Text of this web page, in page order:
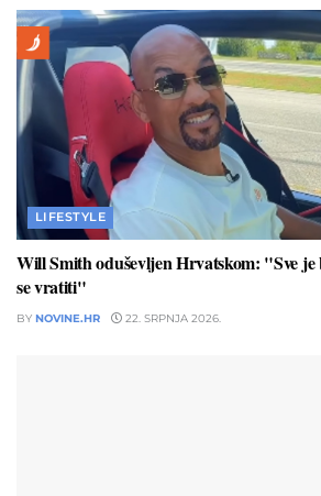
LIFESTYLE
Will Smith oduševljen Hrvatskom: "Sve
se vratiti"
BY NOVINE.HR 22. SRPNJA 2026.